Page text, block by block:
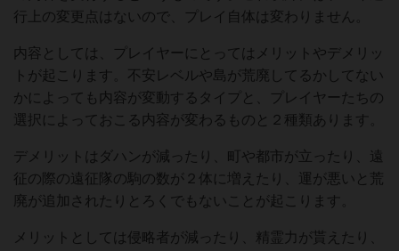
行上の変更点はないので、プレイ自体は変わりません。
内容としては、プレイヤーにとってはメリットやデメリッ
トが起こります。不安レベルや島が荒廃してるかしてない
かによっても内容が変動するタイプと、プレイヤーたちの
選択によっておこる内容が変わるものと２種類あります。
デメリットはダハンが減ったり、町や都市が立ったり、遠
征の際の遠征隊の駒の数が２体に増えたり、運が悪いと荒
廃が追加されたりとろくでもないことが起こります。
メリットとしては侵略者が減ったり、精霊力が貰えたり、